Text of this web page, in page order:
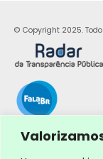
© Copyright 2025.